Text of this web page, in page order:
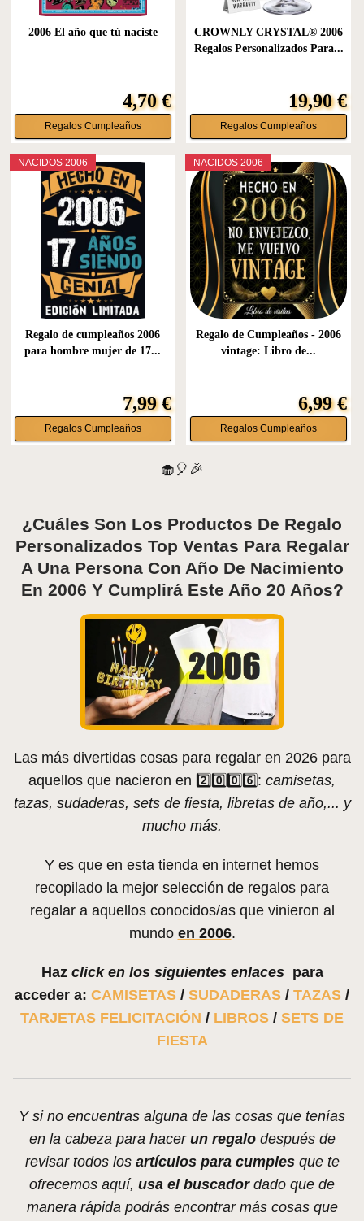
2006 El año que tú naciste
4,70 €
Regalos Cumpleaños
CROWNLY CRYSTAL® 2006
Regalos Personalizados Para...
19,90 €
Regalos Cumpleaños
NACIDOS 2006
Regalo de cumpleaños 2006
para hombre mujer de 17...
7,99 €
Regalos Cumpleaños
NACIDOS 2006
Regalo de Cumpleaños - 2006
vintage: Libro de...
6,99 €
Regalos Cumpleaños
🧁🎈🎉
¿Cuáles Son Los Productos De Regalo
Personalizados Top Ventas Para Regalar
A Una Persona Con Año De Nacimiento
En 2006 Y Cumplirá Este Año 20 Años?
Las más divertidas cosas para regalar en 2026 para
aquellos que nacieron en 2️⃣0️⃣0️⃣6️⃣: camisetas,
tazas, sudaderas, sets de fiesta, libretas de año,... y
mucho más.
Y es que en esta tienda en internet hemos
recopilado la mejor selección de regalos para
regalar a aquellos conocidos/as que vinieron al
mundo en 2006.
Haz click en los siguientes enlaces para
acceder a: CAMISETAS / SUDADERAS / TAZAS /
TARJETAS FELICITACIÓN / LIBROS / SETS DE
FIESTA
Y si no encuentras alguna de las cosas que tenías
en la cabeza para hacer un regalodespués de
revisar todos los artículos para cumplesque te
ofrecemos aquí, usa el buscadordado que de
manera rápida podrás encontrar más cosas que